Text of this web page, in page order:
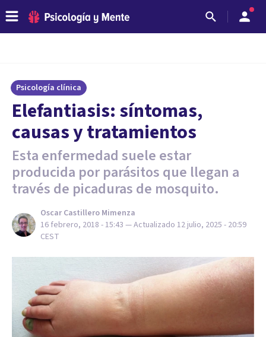
Psicología clínica
Elefantiasis: síntomas,
causas y tratamientos
Esta enfermedad suele estar
producida por parásitos que llegan a
través de picaduras de mosquito.
Oscar Castillero Mimenza
16 febrero, 2018 - 15:43 — Actualizado 12 julio, 2025 - 20:59
CEST